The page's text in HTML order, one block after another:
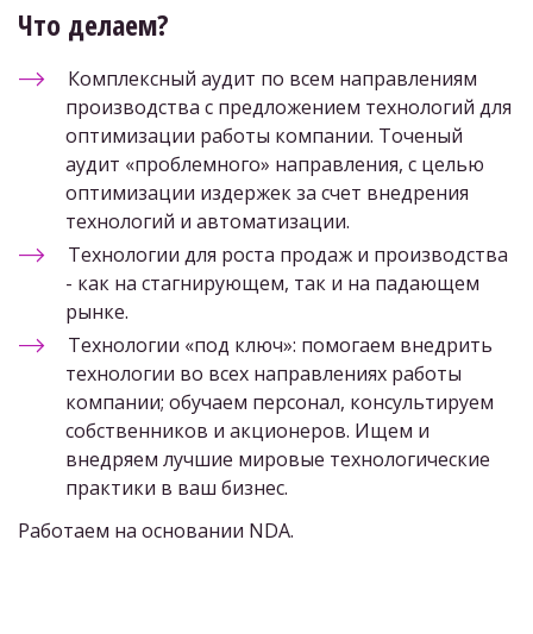
Что делаем?
Комплексный аудит по всем направлениям
производства с предложением технологий для
оптимизации работы компании. Точеный
аудит «проблемного» направления, с целью
оптимизации издержек за счет внедрения
технологий и автоматизации.
Технологии для роста продаж и производства
- как на стагнирующем, так и на падающем
рынке.
Технологии «под ключ»: помогаем внедрить
технологии во всех направлениях работы
компании; обучаем персонал, консультируем
собственников и акционеров. Ищем и
внедряем лучшие мировые технологические
практики в ваш бизнес.
Работаем на основании NDA.